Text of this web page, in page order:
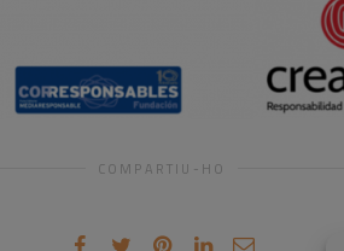
COMPARTIU-HO